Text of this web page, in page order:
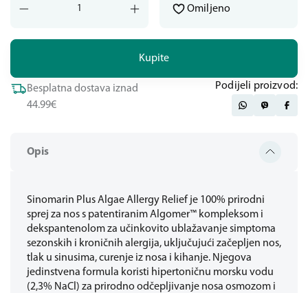
Opis
Sinomarin Plus Algae Allergy Relief je 100% prirodni
sprej za nos s patentiranim Algomer™ kompleksom i
dekspantenolom za učinkovito ublažavanje simptoma
sezonskih i kroničnih alergija, uključujući začepljen nos,
tlak u sinusima, curenje iz nosa i kihanje. Njegova
jedinstvena formula koristi hipertoničnu morsku vodu
(2,3% NaCl) za prirodno odčepljivanje nosa osmozom i
Kupite
Omiljeno
Besplatna dostava iznad
44.99€
Podijeli proizvod: